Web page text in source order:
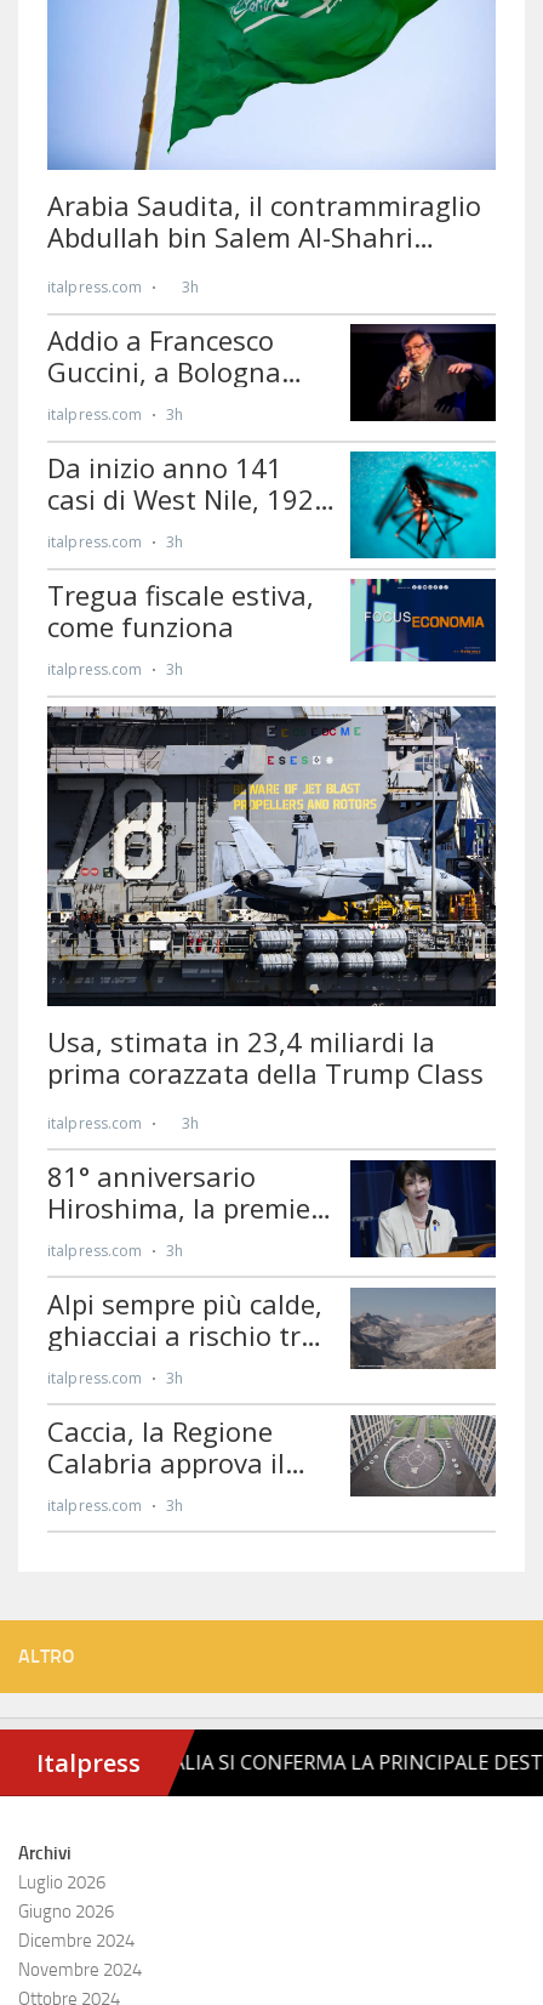
ALTRO
Archivi
Luglio 2026
Giugno 2026
Dicembre 2024
Novembre 2024
Ottobre 2024